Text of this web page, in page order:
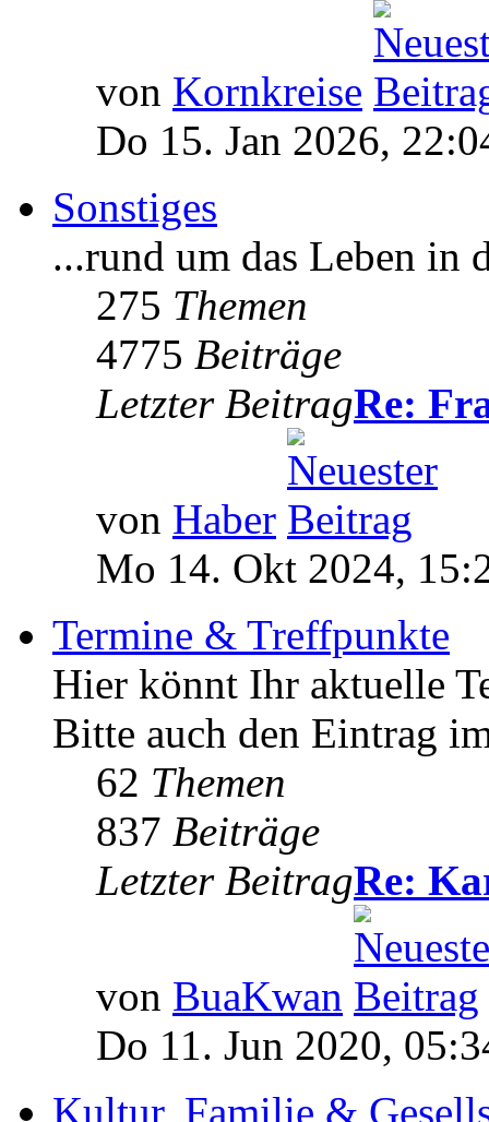
von Kornkreise
Do 15. Jan 2026,
Sonstiges
...rund um das Leben in
275 Themen
4775 Beiträge
Letzter BeitragRe:
von Haber
Mo 14. Okt 2024,
Termine & Treffpunkte
Hier könnt Ihr aktuelle
Bitte auch den Eintrag
62 Themen
837 Beiträge
Letzter BeitragRe:
von BuaKwan
Do 11. Jun 2020,
Kultur, Familie &